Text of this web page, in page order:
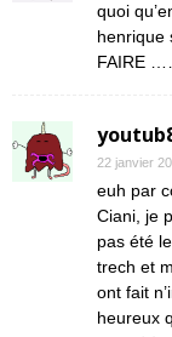
quoi
henrique
FAIRE
22 janvier
euh par
Ciani, je
pas été
trech et
ont fait
heureux